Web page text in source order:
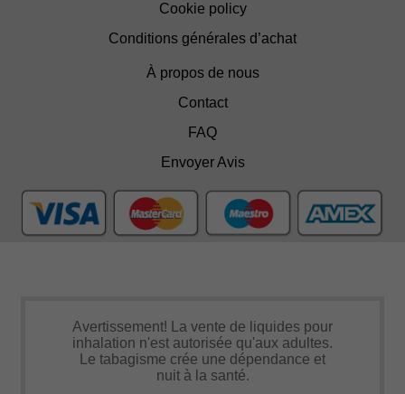
Cookie policy
Conditions générales d’achat
À propos de nous
Contact
FAQ
Envoyer Avis
Avertissement! La vente de liquides pour
inhalation n'est autorisée qu'aux adultes.
Le tabagisme crée une dépendance et
nuit à la santé.